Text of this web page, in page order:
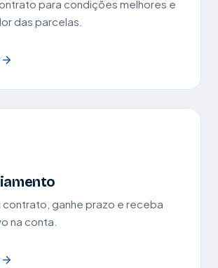
para condições melhores e
das parcelas.
contrato, ganhe prazo e receba
na conta.